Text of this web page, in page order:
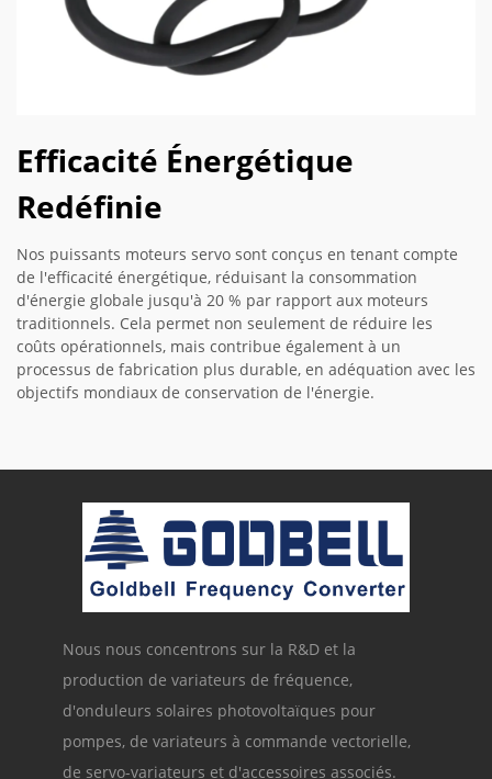
Efficacité Énergétique
Redéfinie
Nos puissants moteurs servo sont conçus en tenant compte
de l'efficacité énergétique, réduisant la consommation
d'énergie globale jusqu'à 20 % par rapport aux moteurs
traditionnels. Cela permet non seulement de réduire les
coûts opérationnels, mais contribue également à un
processus de fabrication plus durable, en adéquation avec les
objectifs mondiaux de conservation de l'énergie.
Nous nous concentrons sur la R&D et la
production de variateurs de fréquence,
d'onduleurs solaires photovoltaïques pour
pompes, de variateurs à commande vectorielle,
de servo-variateurs et d'accessoires associés.